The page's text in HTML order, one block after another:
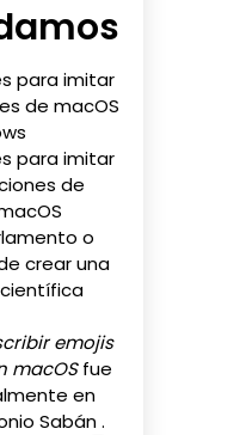
para imitar
de macOS
para imitar
de
o
crear una
emojis
macOSfue
en
Sabán.